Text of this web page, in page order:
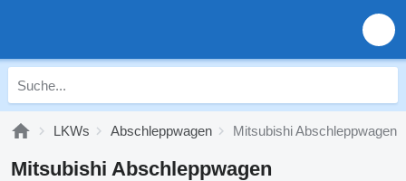
LKWs Abschleppwagen Mitsubishi Abschleppwagen
Mitsubishi Abschleppwagen